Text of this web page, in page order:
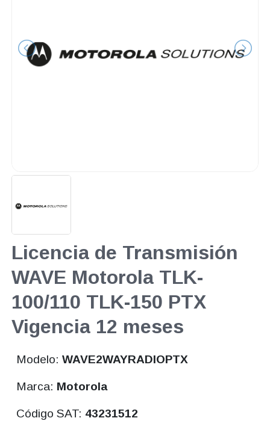
Licencia de Transmisión
WAVE Motorola TLK-
100/110 TLK-150 PTX
Vigencia 12 meses
Modelo:WAVE2WAYRADIOPTX
Marca: Motorola
Código SAT: 43231512